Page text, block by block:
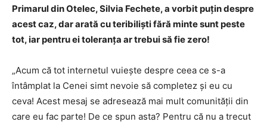
Primarul din Otelec, Silvia Fechete, a vorbit puțin despre
acest caz, dar arată cu teribiliști fără minte sunt peste
tot, iar pentru ei toleranța ar trebui să fie zero!
„Acum că tot internetul vuiește despre ceea ce s-a
întâmplat la Cenei simt nevoie să completez și eu cu
ceva! Acest mesaj se adresează mai mult comunității din
care eu fac parte! De ce spun asta? Pentru că nu a trecut